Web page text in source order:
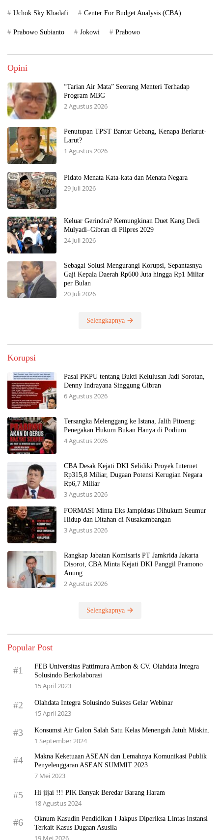
Uchok Sky Khadafi Center For Budget Analysis (CBA)
Prabowo Subianto Jokowi Prabowo
Opini
“Tarian Air Mata” Seorang Menteri Terhadap
Program MBG
2 Agustus 2026
Penutupan TPST Bantar Gebang, Kenapa Berlarut-
Larut?
1 Agustus 2026
Pidato Menata Kata-kata dan Menata Negara
29 Juli 2026
Keluar Gerindra? Kemungkinan Duet Kang Dedi
Mulyadi–Gibran di Pilpres 2029
24 Juli 2026
Sebagai Solusi Mengurangi Korupsi, Sepantasnya
Gaji Kepala Daerah Rp600 Juta hingga Rp1 Miliar
per Bulan
20 Juli 2026
Selengkapnya
Korupsi
Pasal PKPU tentang Bukti Kelulusan Jadi Sorotan,
Denny Indrayana Singgung Gibran
6 Agustus 2026
Tersangka Melenggang ke Istana, Jalih Pitoeng:
Penegakan Hukum Bukan Hanya di Podium
4 Agustus 2026
CBA Desak Kejati DKI Selidiki Proyek Internet
Rp315,8 Miliar, Dugaan Potensi Kerugian Negara
Rp6,7 Miliar
3 Agustus 2026
FORMASI Minta Eks Jampidsus Dihukum Seumur
Hidup dan Ditahan di Nusakambangan
3 Agustus 2026
Rangkap Jabatan Komisaris PT Jamkrida Jakarta
Disorot, CBA Minta Kejati DKI Panggil Pramono
Anung
2 Agustus 2026
Selengkapnya
Popular Post
#1
FEB Universitas Pattimura Ambon & CV. Olahdata Integra
Solusindo Berkolaborasi
15 April 2023
#2 Olahdata Integra Solusindo Sukses Gelar Webinar
15 April 2023
#3 Konsumsi Air Galon Salah Satu Kelas Menengah Jatuh Miskin.
1 September 2024
#4
Makna Keketuaan ASEAN dan Lemahnya Komunikasi Publik
Penyelenggaran ASEAN SUMMIT 2023
7 Mei 2023
#5 Hi jijai !!! PIK Banyak Beredar Barang Haram
18 Agustus 2024
#6
Oknum Kasudin Pendidikan I Jakpus Diperiksa Lintas Instansi
Terkait Kasus Dugaan Asusila
19 Mei 2026